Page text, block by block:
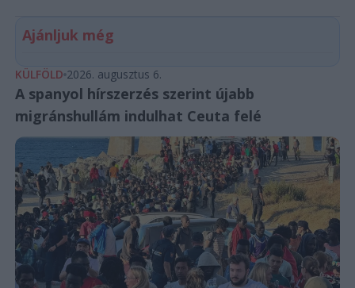
Ajánljuk még
KÜLFÖLD 2026. augusztus 6.
A spanyol hírszerzés szerint újabb
migránshullám indulhat Ceuta felé